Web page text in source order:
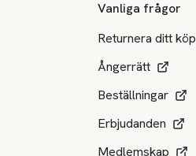
Vanliga frågor
Returnera ditt köp
Ångerrätt
Beställningar
Erbjudanden
Medlemskap